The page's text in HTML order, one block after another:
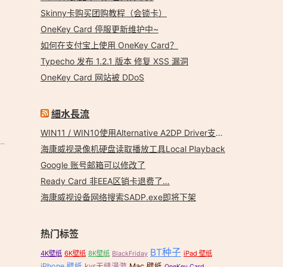
Skinny卡购买团购教程（会锁卡）
OneKey Card 停服更新维护中~
如何在支付宝上使用 OneKey Card？
Typecho 发布 1.2.1 版本 修复 XSS 漏洞
OneKey Card 网站被 DDoS
細水長流
WIN11 / WIN10使用Alternative A2DP Driver支持LDAC
海康威视录像机硬盘读取播放工具Local Playback
Google 账号邮箱可以修改了
Ready Card 非EEA区销卡退费了…
海康威视设备网络搜索SADP.exe即将下架
热门标签
4K壁纸 6K壁纸 8K壁纸 BlackFriday BT种子 iPad 壁纸